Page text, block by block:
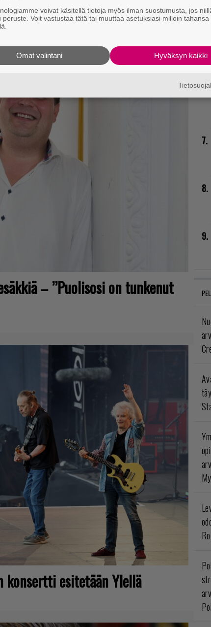
tästä.
– ”Puolisosi on tunkenut
konsertti esitetään Ylellä
voivat käsitellä tietoja myös ilman suostumusta, jos
peruste. Voit vastustaa tätä tai muuttaa asetuksiasi milloin tahansa
Hyväksyn kaikki
Omat valintani